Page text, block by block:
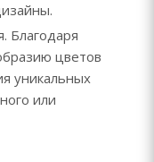
Благодаря
цветов
уникальных
или